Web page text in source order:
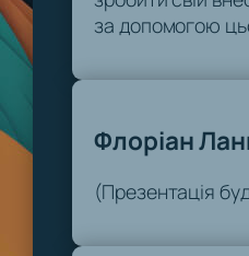
за допомогою
Флоріан
(Презентація